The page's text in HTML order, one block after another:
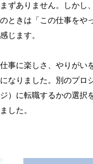
まずありません。しかし
のときは「この仕事をや
感じます。
仕事に楽しさ、やりがい
になりました。別のプロ
ジ）に転職するかの選択
ました。